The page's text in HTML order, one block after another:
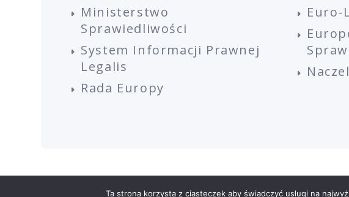
Ministerstwo
Sprawiedliwości
System Informacji Prawnej
Legalis
Rada Europy
Euro-
Ta strona korzysta z ciasteczek aby świadczyć usługi na